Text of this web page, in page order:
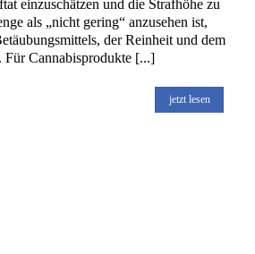
einzuschätzen und die Strafhöhe zu
als „nicht gering“ anzusehen ist,
der Reinheit und dem
Cannabisprodukte [...]
jetzt lesen